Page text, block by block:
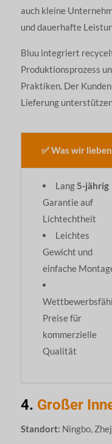
auch kleine
und dauerhafte
Bluu integriert
Produktionsprozess
Praktiken. Der
Lieferung
✅ Was wir lieben
Lang 5-jährig
Garantie auf
Lichtechtheit
Leichtes
Gewicht und
einfache
Preise für
kommerzielle
Qualität
4. Großer
Standort: Ningbo,